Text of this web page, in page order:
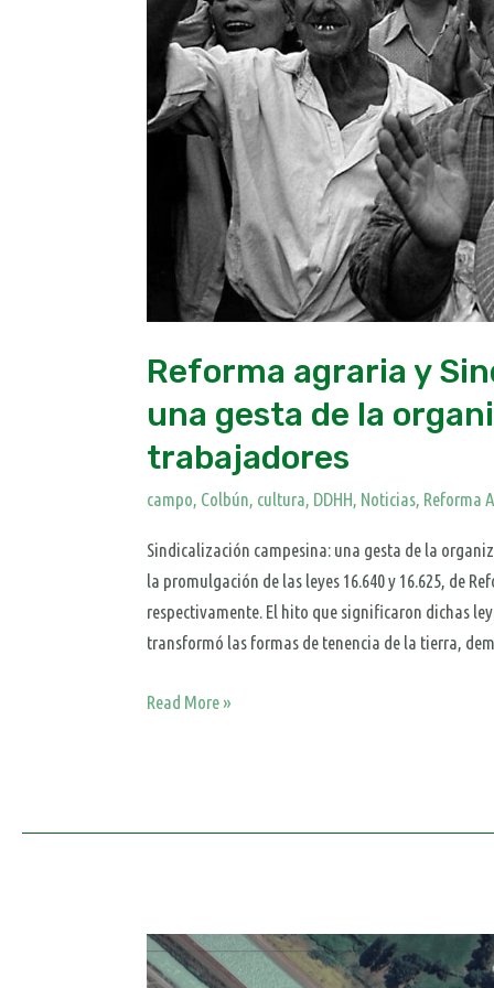
Reforma agraria y
una gesta de la
trabajadores
campo Colbún cultura DDHH Noticias Reforma
Sindicalización campesina: una gesta de la
la promulgación de las leyes 16.640 y 16.625, de
respectivamente. El hito que significaron dichas
transformó las formas de tenencia de la tierra,
gesta
organización
de
trabajadores
Read More »
Vecinos/as
de